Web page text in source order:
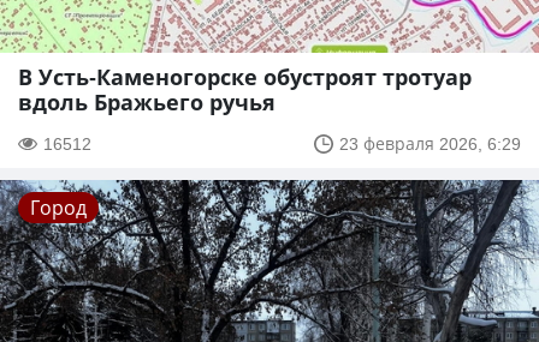
В Усть-Каменогорске обустроят тротуар
вдоль Бражьего ручья
16512 23 февраля 2026, 6:29
Город